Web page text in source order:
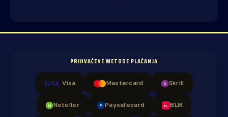
PRIHVAĆENE METODE PLAĆANJA
Visa Mastercard S Skrill
N Neteller P Paysafecard BL BLIK